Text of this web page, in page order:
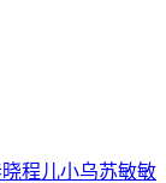
程儿小乌苏敏敏